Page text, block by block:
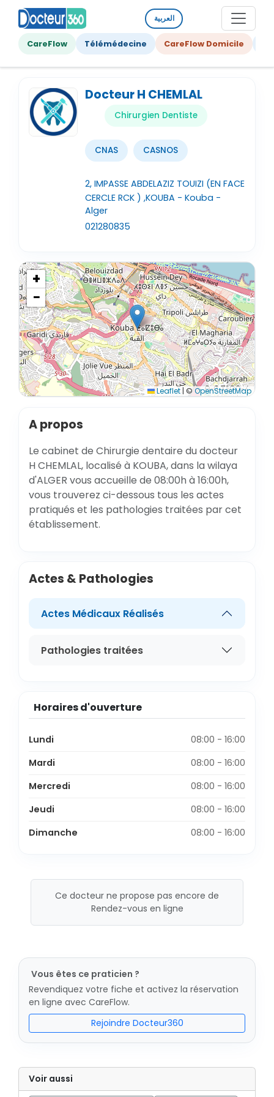
العربية
CareFlow Télémédecine CareFlow Domicile
Docteur H CHEMLAL
Chirurgien Dentiste
CNAS CASNOS
2, IMPASSE ABDELAZIZ TOUIZI (EN FACE
CERCLE RCK ) ,KOUBA - Kouba -
Alger
021280835
+
−
Leaflet | © OpenStreetMap
A propos
Le cabinet de Chirurgie dentaire du docteur
H CHEMLAL, localisé à KOUBA, dans la wilaya
d'ALGER vous accueille de 08:00h à 16:00h,
vous trouverez ci-dessous tous les actes
pratiqués et les pathologies traitées par cet
établissement.
Actes & Pathologies
Actes Médicaux Réalisés
Pathologies traitées
Horaires d'ouverture
Lundi
08:00 - 16:00
Mardi
08:00 - 16:00
Mercredi
08:00 - 16:00
Jeudi
08:00 - 16:00
Dimanche
08:00 - 16:00
Ce docteur ne propose pas encore de
Rendez-vous en ligne
Vous êtes ce praticien ?
Revendiquez votre fiche et activez la réservation
en ligne avec CareFlow.
Rejoindre Docteur360
Voir aussi